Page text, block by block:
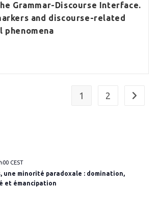
Grammar-Discourse Interface.
and discourse-related
phenomena
1 2 Aller à
CEST
une minorité paradoxale : domination,
et émancipation